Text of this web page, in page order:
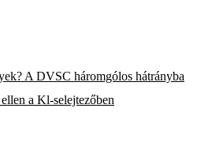
A DVSC háromgólos hátrányba
a Kl-selejtezőben